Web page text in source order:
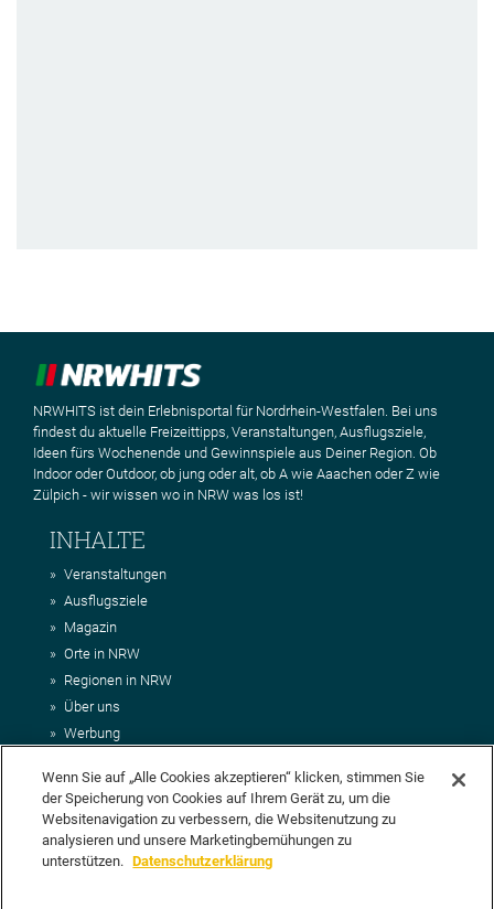
NRWHITS ist dein Erlebnisportal für Nordrhein-Westfalen. Bei uns
findest du aktuelle Freizeittipps, Veranstaltungen, Ausflugsziele,
Ideen fürs Wochenende und Gewinnspiele aus Deiner Region. Ob
Indoor oder Outdoor, ob jung oder alt, ob A wie Aaachen oder Z wie
Zülpich - wir wissen wo in NRW was los ist!
INHALTE
Veranstaltungen
Ausflugsziele
Magazin
Orte in NRW
Regionen in NRW
Über uns
Werbung
Impressum
AGB
Datenschutz
DEIN VORSCHLAG FÜR NRWHITS
Wenn Sie auf „Alle Cookies akzeptieren“ klicken, stimmen Sie
der Speicherung von Cookies auf Ihrem Gerät zu, um die
Websitenavigation zu verbessern, die Websitenutzung zu
analysieren und unsere Marketingbemühungen zu
unterstützen. Datenschutzerklärung